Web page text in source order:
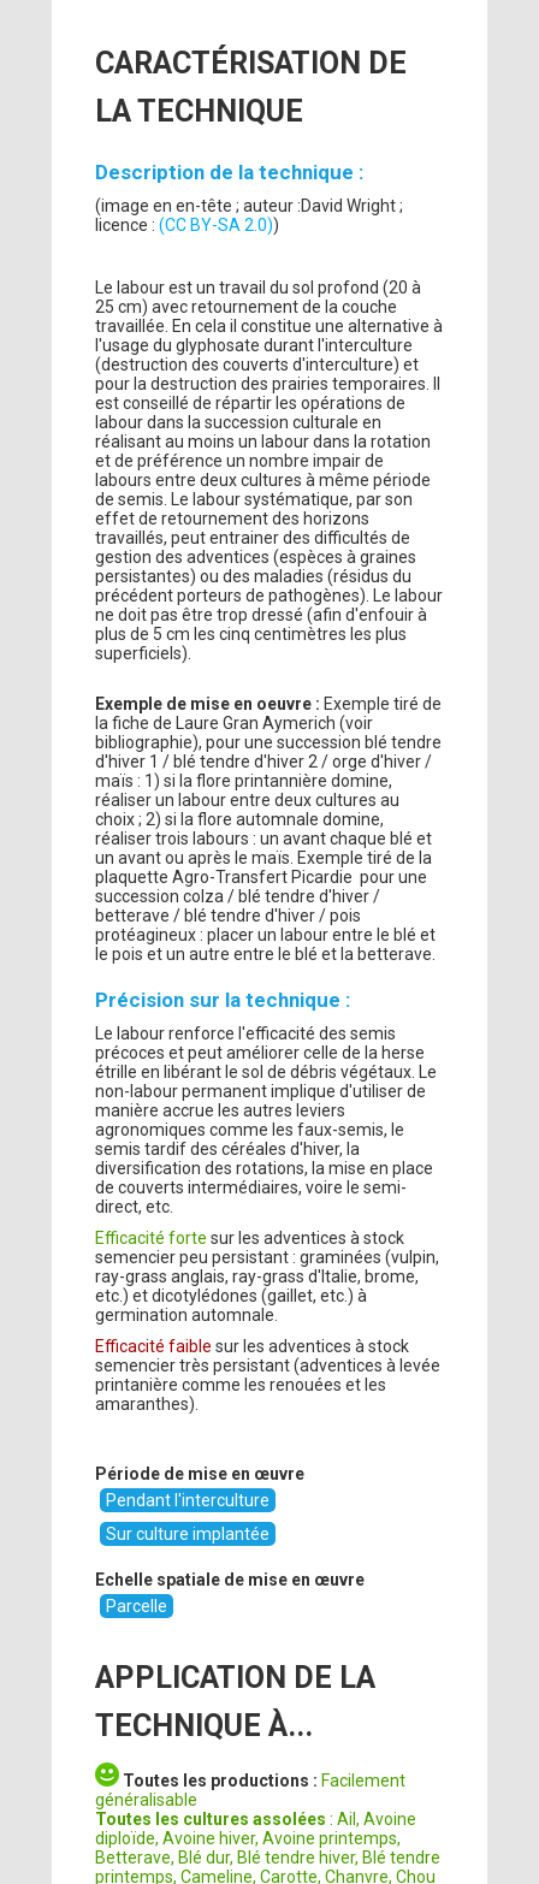
CARACTÉRISATION DE
LA TECHNIQUE
Description de la technique :
(image en en-tête ; auteur :David Wright ;
licence :(CC BY-SA 2.0))
Le labour est un travail du sol profond (20 à
25 cm) avec retournement de la couche
travaillée. En cela il constitue une alternative à
l'usage du glyphosate durant l'interculture
(destruction des couverts d'interculture) et
pour la destruction des prairies temporaires. Il
est conseillé de répartir les opérations de
labour dans la succession culturale en
réalisant au moins un labour dans la rotation
et de préférence un nombre impair de
labours entre deux cultures à même période
de semis. Le labour systématique, par son
effet de retournement des horizons
travaillés, peut entrainer des difficultés de
gestion des adventices (espèces à graines
persistantes) ou des maladies (résidus du
précédent porteurs de pathogènes). Le labour
ne doit pas être trop dressé (afin d'enfouir à
plus de 5 cm les cinq centimètres les plus
superficiels).
Exemple de mise en oeuvre : Exemple tiré de
la fiche de Laure Gran Aymerich (voir
bibliographie), pour une succession blé tendre
d'hiver 1 / blé tendre d'hiver 2 / orge d'hiver /
maïs : 1) si la flore printannière domine,
réaliser un labour entre deux cultures au
choix ; 2) si la flore automnale domine,
réaliser trois labours : un avant chaque blé et
un avant ou après le maïs. Exemple tiré de la
plaquette Agro-Transfert Picardie pour une
succession colza / blé tendre d'hiver /
betterave / blé tendre d'hiver / pois
protéagineux : placer un labour entre le blé et
le pois et un autre entre le blé et la betterave.
Précision sur la technique :
Le labour renforce l'efficacité des semis
précoces et peut améliorer celle de la herse
étrille en libérant le sol de débris végétaux. Le
non-labour permanent implique d'utiliser de
manière accrue les autres leviers
agronomiques comme les faux-semis, le
semis tardif des céréales d'hiver, la
diversification des rotations, la mise en place
de couverts intermédiaires, voire le semi-
direct, etc.
Efficacité forte sur les adventices à stock
semencier peu persistant : graminées (vulpin,
ray-grass anglais, ray-grass d'Italie, brome,
etc.) et dicotylédones (gaillet, etc.) à
germination automnale.
Efficacité faible sur les adventices à stock
semencier très persistant (adventices à levée
printanière comme les renouées et les
amaranthes).
Période de mise en œuvre
Pendant l'interculture
Sur culture implantée
Echelle spatiale de mise en œuvre
Parcelle
APPLICATION DE LA
TECHNIQUE À...
Toutes les productions : Facilement
généralisable
Toutes les cultures assolées : Ail, Avoine
diploïde, Avoine hiver, Avoine printemps,
Betterave, Blé dur, Blé tendre hiver, Blé tendre
printemps, Cameline, Carotte, Chanvre, Chou